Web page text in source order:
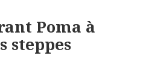
Poma à
steppes